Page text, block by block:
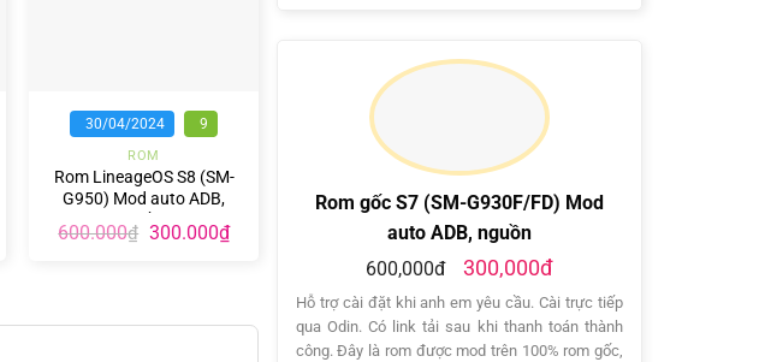
30/04/2024 9
ROM
Rom LineageOS S8 (SM-
G950) Mod auto ADB,
nguồn
600.000₫ Giá
300.000₫Giá
300.000₫.
Rom gốc S7 (SM-G930F/FD) Mod
auto ADB, nguồn
600,000đ
300,000đ
Hỗ trợ cài đặt khi anh em yêu cầu. Cài trực tiếp
qua Odin. Có link tải sau khi thanh toán thành
công. Đây là rom được mod trên 100% rom gốc,